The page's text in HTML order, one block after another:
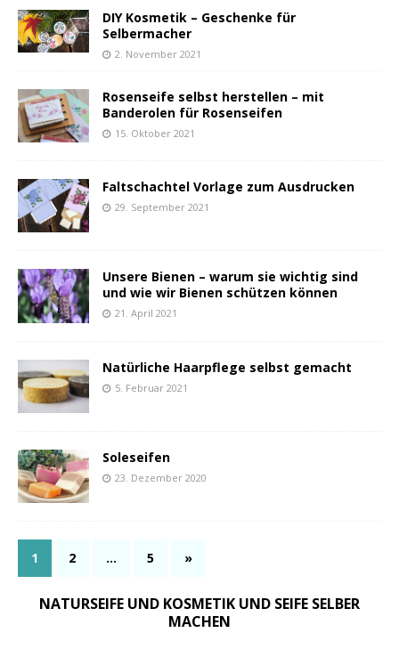
DIY Kosmetik – Geschenke für
Selbermacher
2. November 2021
Rosenseife selbst herstellen – mit
Banderolen für Rosenseifen
15. Oktober 2021
Faltschachtel Vorlage zum Ausdrucken
29. September 2021
Unsere Bienen – warum sie wichtig sind
und wie wir Bienen schützen können
21. April 2021
Natürliche Haarpflege selbst gemacht
5. Februar 2021
Soleseifen
23. Dezember 2020
1 2 … 5 »
NATURSEIFE UND KOSMETIK UND SEIFE SELBER
MACHEN